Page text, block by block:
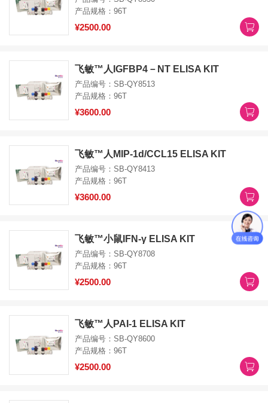
产品规格：96T
¥2500.00
飞敏™人IGFBP4－NT ELISA KIT
产品编号：SB-QY8513
产品规格：96T
¥3600.00
飞敏™人MIP-1d/CCL15 ELISA KIT
产品编号：SB-QY8413
产品规格：96T
¥3600.00
飞敏™小鼠IFN-γ ELISA KIT
产品编号：SB-QY8708
产品规格：96T
¥2500.00
飞敏™人PAI-1 ELISA KIT
产品编号：SB-QY8600
产品规格：96T
¥2500.00